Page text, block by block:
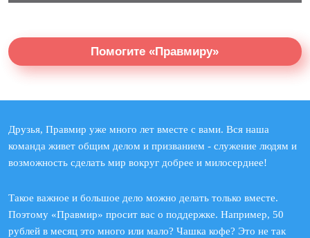
Помогите «Правмиру»
Друзья, Правмир уже много лет вместе с вами. Вся наша
команда живет общим делом и призванием - служение людям и
возможность сделать мир вокруг добрее и милосерднее!
Такое важное и большое дело можно делать только вместе.
Поэтому «Правмир» просит вас о поддержке. Например, 50
рублей в месяц это много или мало? Чашка кофе? Это не так